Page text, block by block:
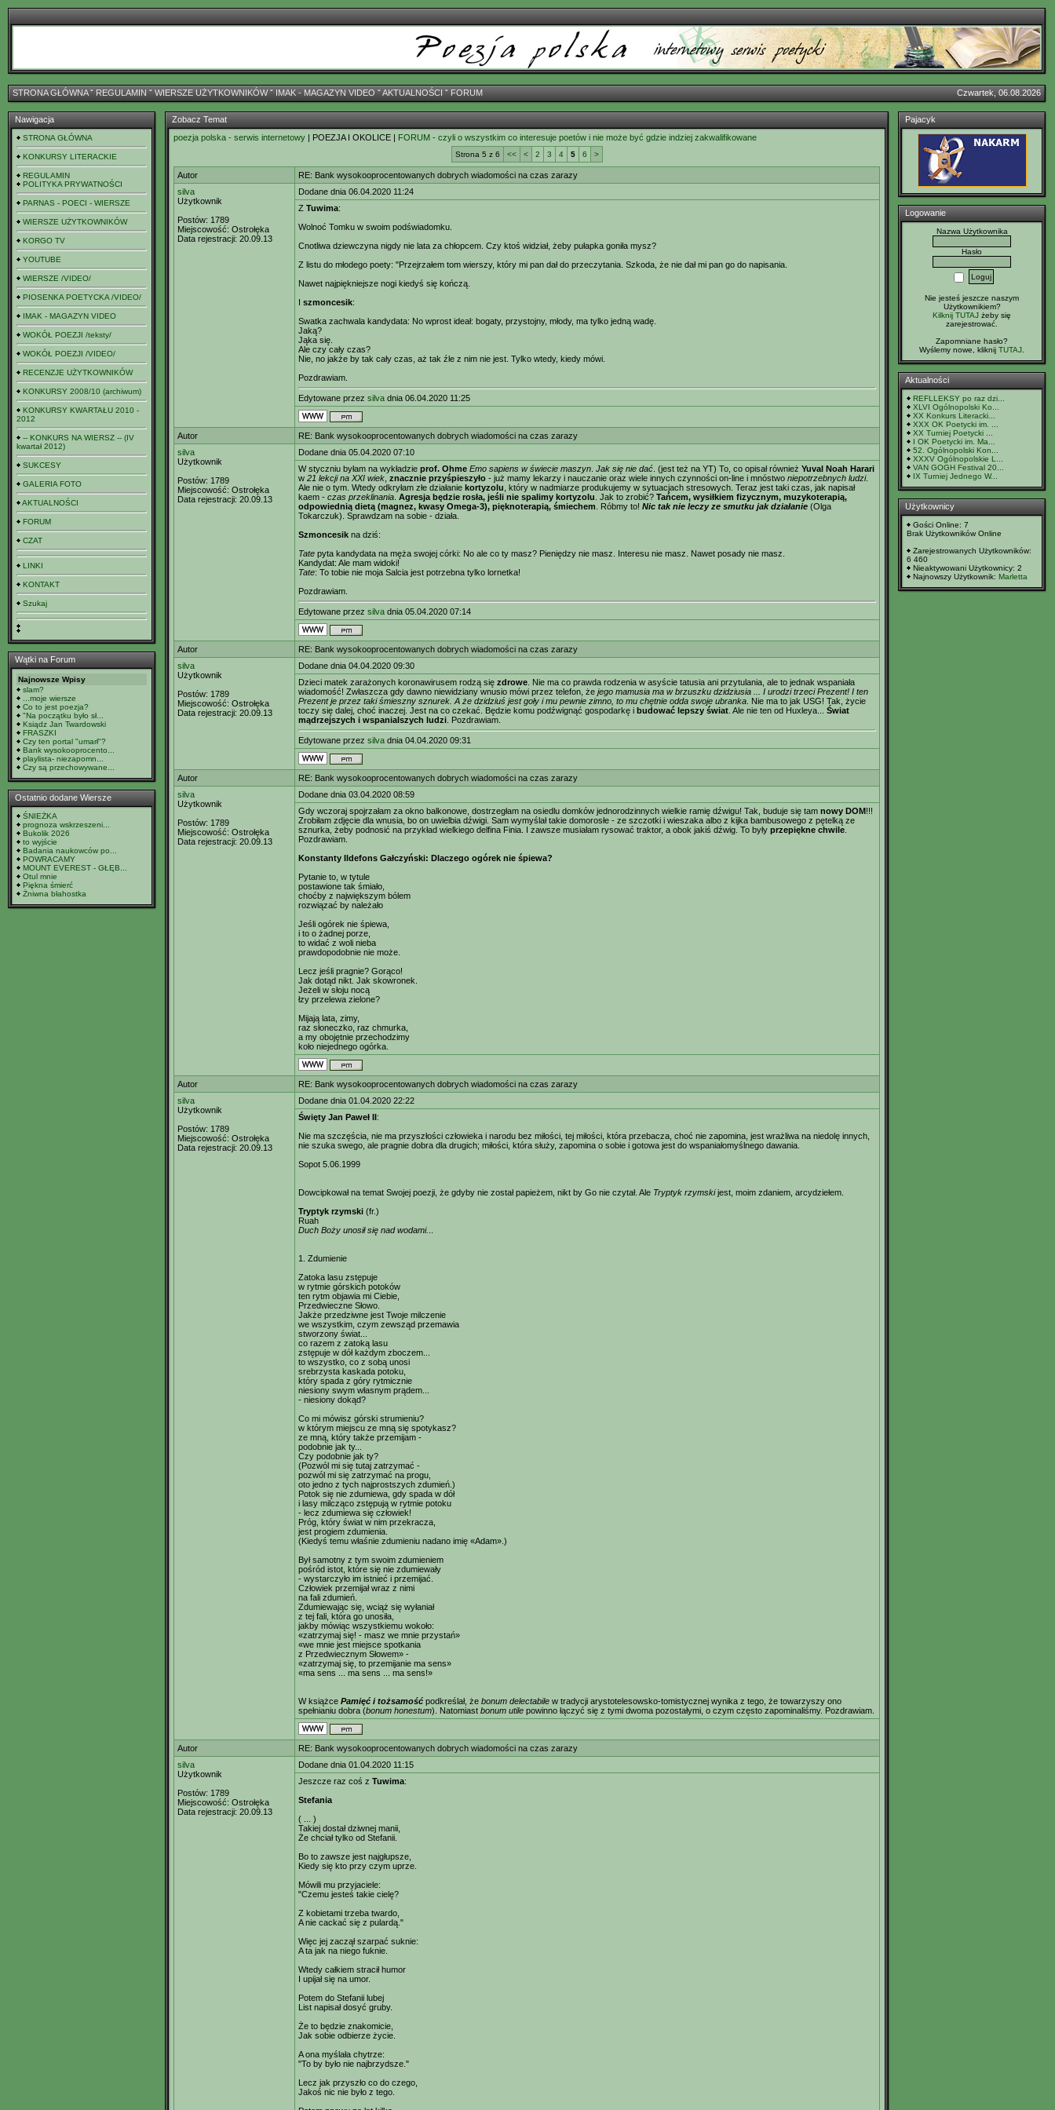
STRONA GŁÓWNAˇ REGULAMIN ˇ WIERSZE UŻYTKOWNIKÓWˇ IMAK - MAGAZYN VIDEO ˇAKTUALNOŚCI ˇ FORUM Czwartek, 06.08.2026
Nawigacja
STRONA GŁÓWNA
KONKURSY LITERACKIE
REGULAMIN
POLITYKA PRYWATNOŚCI
PARNAS - POECI - WIERSZE
WIERSZE UŻYTKOWNIKÓW
KORGO TV
YOUTUBE
WIERSZE /VIDEO/
PIOSENKA POETYCKA /VIDEO/
IMAK - MAGAZYN VIDEO
WOKÓŁ POEZJI /teksty/
WOKÓŁ POEZJI /VIDEO/
RECENZJE UŻYTKOWNIKÓW
KONKURSY 2008/10 (archiwum)
KONKURSY KWARTAŁU 2010 -
2012
-- KONKURS NA WIERSZ -- (IV
kwartał 2012)
SUKCESY
GALERIA FOTO
AKTUALNOŚCI
FORUM
CZAT
LINKI
KONTAKT
Szukaj
Wątki na Forum
Najnowsze Wpisy
slam?
...moje wiersze
Co to jest poezja?
"Na początku było sł...
Ksiądz Jan Twardowski
FRASZKI
Czy ten portal "umarł"?
Bank wysokooprocento...
playlista- niezapomn...
Czy są przechowywane...
Ostatnio dodane Wiersze
ŚNIEŻKA
prognoza wskrzeszeni...
Bukolik 2026
to wyjście
Badania naukowców po...
POWRACAMY
MOUNT EVEREST - GŁĘB...
Otul mnie
Piękna śmierć
Żniwna błahostka
Zobacz Temat
poezja polska - serwis internetowy | POEZJA I OKOLICE | FORUM - czyli o wszystkim co interesuje poetów i nie może być gdzie indziej zakwalifikowane
Strona 5 z 6 << < 2 3 4 5 6 >
Autor
RE: Bank wysokooprocentowanych dobrych wiadomości na czas zarazy
silva
Użytkownik
Postów: 1789
Miejscowość: Ostrołęka
Data rejestracji: 20.09.13
Dodane dnia 06.04.2020 11:24
Z Tuwima:
Wolnoć Tomku w swoim podświadomku.
Cnotliwa dziewczyna nigdy nie lata za chłopcem. Czy ktoś widział, żeby pułapka goniła mysz?
Z listu do młodego poety: "Przejrzałem tom wierszy, który mi pan dał do przeczytania. Szkoda, że nie dał mi pan go do napisania.
Nawet najpiękniejsze nogi kiedyś się kończą.
I szmoncesik:
Swatka zachwala kandydata: No wprost ideał: bogaty, przystojny, młody, ma tylko jedną wadę.
Jaką?
Jąka się.
Ale czy cały czas?
Nie, no jakże by tak cały czas, aż tak źle z nim nie jest. Tylko wtedy, kiedy mówi.
Pozdrawiam.
Edytowane przez silva dnia 06.04.2020 11:25
Autor
RE: Bank wysokooprocentowanych dobrych wiadomości na czas zarazy
silva
Użytkownik
Postów: 1789
Miejscowość: Ostrołęka
Data rejestracji: 20.09.13
Dodane dnia 05.04.2020 07:10
W styczniu byłam na wykładzie prof. Ohme Emo sapiens w świecie maszyn Jak się nie dać . (jest też na YT) To, co opisał również Yuval Noah Harari
w 21 lekcji na XXI wiek znacznie przyśpieszyło - już mamy lekarzy i nauczanie oraz wiele innych czynności on-line i mnóstwo niepotrzebnych ludzi.
Ale nie o tym. Wtedy odkryłam złe działanie kortyzolu , który w nadmiarze produkujemy w sytuacjach stresowych. Teraz jest taki czas, jak napisał
kaem - czas przeklinania Agresja będzie rosła, jeśli nie spalimy kortyzolu . Jak to zrobić? Tańcem, wysiłkiem fizycznym, muzykoterapią,
odpowiednią dietą (magnez, kwasy Omega-3), pięknoterapią, śmiechem . Róbmy to! Nic tak nie leczy ze smutku jak działanie (Olga
Tokarczuk). Sprawdzam na sobie - działa.
Szmoncesik na dziś:
Tate pyta kandydata na męża swojej córki: No ale co ty masz? Pieniędzy nie masz. Interesu nie masz. Nawet posady nie masz.
Kandydat: Ale mam widoki!
Tate: To tobie nie moja Salcia jest potrzebna tylko lornetka!
Pozdrawiam.
Edytowane przez silva dnia 05.04.2020 07:14
Autor
RE: Bank wysokooprocentowanych dobrych wiadomości na czas zarazy
silva
Użytkownik
Postów: 1789
Miejscowość: Ostrołęka
Data rejestracji: 20.09.13
Dodane dnia 04.04.2020 09:30
Dzieci matek zarażonych koronawirusem rodzą się zdrowe . Nie ma co prawda rodzenia w asyście tatusia ani przytulania, ale to jednak wspaniała
wiadomość! Zwłaszcza gdy dawno niewidziany wnusio mówi przez telefon, że jego mamusia ma w brzuszku dzidziusia ... I urodzi trzeci Prezent! I ten
Prezent je przez taki śmieszny sznurek. A że dzidziuś jest goły i mu pewnie zimno, to mu chętnie odda swoje ubranka . Nie ma to jak USG! Tak, życie
toczy się dalej, choć inaczej. Jest na co czekać. Będzie komu podźwignąć gospodarkę i budować lepszy świat . Ale nie ten od Huxleya... Świat
mądrzejszych i wspanialszych ludzi . Pozdrawiam.
Edytowane przez silva dnia 04.04.2020 09:31
Autor
RE: Bank wysokooprocentowanych dobrych wiadomości na czas zarazy
silva
Użytkownik
Postów: 1789
Miejscowość: Ostrołęka
Data rejestracji: 20.09.13
Dodane dnia 03.04.2020 08:59
Gdy wczoraj spojrzałam za okno balkonowe, dostrzegłam na osiedlu domków jednorodzinnych wielkie ramię dźwigu! Tak, buduje się tam nowy DOM!!!
Zrobiłam zdjęcie dla wnusia, bo on uwielbia dźwigi. Sam wymyślał takie domorosłe - ze szczotki i wieszaka albo z kijka bambusowego z pętelką ze
sznurka, żeby podnosić na przykład wielkiego delfina Finia. I zawsze musiałam rysować traktor, a obok jakiś dźwig. To były przepiękne chwile
Pozdrawiam.
Konstanty Ildefons Gałczyński: Dlaczego ogórek nie śpiewa?
Pytanie to, w tytule
postawione tak śmiało,
choćby z największym bólem
rozwiązać by należało
Jeśli ogórek nie śpiewa,
i to o żadnej porze,
to widać z woli nieba
prawdopodobnie nie może.
Lecz jeśli pragnie? Gorąco!
Jak dotąd nikt. Jak skowronek.
Jeżeli w słoju nocą
łzy przelewa zielone?
Mijają lata, zimy,
raz słoneczko, raz chmurka,
a my obojętnie przechodzimy
koło niejednego ogórka.
Autor
RE: Bank wysokooprocentowanych dobrych wiadomości na czas zarazy
silva
Użytkownik
Postów: 1789
Miejscowość: Ostrołęka
Data rejestracji: 20.09.13
Dodane dnia 01.04.2020 22:22
Święty Jan Paweł II:
Nie ma szczęścia, nie ma przyszłości człowieka i narodu bez miłości, tej miłości, która przebacza, choć nie zapomina, jest wrażliwa na niedolę innych,
nie szuka swego, ale pragnie dobra dla drugich; miłości, która służy, zapomina o sobie i gotowa jest do wspaniałomyślnego dawania.
Sopot 5.06.1999
Dowcipkował na temat Swojej poezji, że gdyby nie został papieżem, nikt by Go nie czytał. Ale Tryptyk rzymskijest, moim zdaniem, arcydziełem.
Tryptyk rzymski (fr.)
Ruah
Duch Boży unosił się nad wodami.
1. Zdumienie
Zatoka lasu zstępuje
w rytmie górskich potoków
ten rytm objawia mi Ciebie,
Przedwieczne Słowo.
Jakże przedziwne jest Twoje milczenie
we wszystkim, czym zewsząd przemawia
stworzony świat...
co razem z zatoką lasu
zstępuje w dół każdym zboczem...
to wszystko, co z sobą unosi
srebrzysta kaskada potoku,
który spada z góry rytmicznie
niesiony swym własnym prądem...
- niesiony dokąd?
Co mi mówisz górski strumieniu?
w którym miejscu ze mną się spotykasz?
ze mną, który także przemijam -
podobnie jak ty...
Czy podobnie jak ty?
(Pozwól mi się tutaj zatrzymać -
pozwól mi się zatrzymać na progu,
oto jedno z tych najprostszych zdumień.)
Potok się nie zdumiewa, gdy spada w dół
i lasy milcząco zstępują w rytmie potoku
- lecz zdumiewa się człowiek!
Próg, który świat w nim przekracza,
jest progiem zdumienia.
(Kiedyś temu właśnie zdumieniu nadano imię «Adam».)
Był samotny z tym swoim zdumieniem
pośród istot, które się nie zdumiewały
- wystarczyło im istnieć i przemijać.
Człowiek przemijał wraz z nimi
na fali zdumień.
Zdumiewając się, wciąż się wyłaniał
z tej fali, która go unosiła,
jakby mówiąc wszystkiemu wokoło:
«zatrzymaj się! - masz we mnie przystań»
«we mnie jest miejsce spotkania
z Przedwiecznym Słowem» -
«zatrzymaj się, to przemijanie ma sens»
«ma sens ... ma sens ... ma sens!»
W książce Pamięć i tożsamość podkreślał, że bonum delectabile w tradycji arystotelesowsko-tomistycznej wynika z tego, że towarzyszy ono
spełnianiu dobra (bonum honestum). Natomiast bonum utile powinno łączyć się z tymi dwoma pozostałymi, o czym często zapominaliśmy. Pozdrawiam.
Autor
RE: Bank wysokooprocentowanych dobrych wiadomości na czas zarazy
silva
Użytkownik
Postów: 1789
Miejscowość: Ostrołęka
Data rejestracji: 20.09.13
Dodane dnia 01.04.2020 11:15
Jeszcze raz coś z Tuwima:
Stefania
( ... )
Takiej dostał dziwnej manii,
Że chciał tylko od Stefanii.
Bo to zawsze jest najgłupsze,
Kiedy się kto przy czym uprze.
Mówili mu przyjaciele:
"Czemu jesteś takie cielę?
Z kobietami trzeba twardo,
A nie cackać się z pulardą."
Więc jej zaczął szarpać suknie:
A ta jak na niego fuknie.
Wtedy całkiem stracił humor
I upijał się na umor.
Potem do Stefanii lubej
List napisał dosyć gruby.
Że to będzie znakomicie,
Jak sobie odbierze życie.
A ona myślała chytrze:
"To by było nie najbrzydsze."
Lecz jak przyszło co do czego,
Jakoś nic nie było z tego.
Pajacyk
Logowanie
Nazwa Użytkownika
Hasło
Nie jesteś jeszcze naszym
Użytkownikiem?
Kilknij TUTAJ żeby się
zarejestrować.
Zapomniane hasło?
Wyślemy nowe, kliknij TUTAJ
Aktualności
REFLLEKSY po raz dzi...
XLVI Ogólnopolski Ko...
XX Konkurs Literacki...
XXX OK Poetycki im. ...
XX Turniej Poetycki ...
I OK Poetycki im. Ma...
52. Ogólnopolski Kon...
XXXV Ogólnopolskie L...
VAN GOGH Festival 20...
IX Turniej Jednego W...
Użytkownicy
Gości Online: 7
Brak Użytkowników Online
Zarejestrowanych Użytkowników:
6 460
Nieaktywowani Użytkownicy: 2
Najnowszy Użytkownik: Marletta